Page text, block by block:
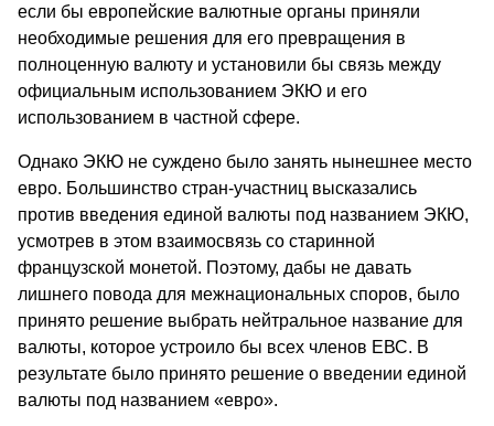
если бы европейские валютные органы приняли
необходимые решения для его превращения в
полноценную валюту и установили бы связь между
официальным использованием ЭКЮ и его
использованием в частной сфере.
Однако ЭКЮ не суждено было занять нынешнее место
евро. Большинство стран-участниц высказались
против введения единой валюты под названием ЭКЮ,
усмотрев в этом взаимосвязь со старинной
французской монетой. Поэтому, дабы не давать
лишнего повода для межнациональных споров, было
принято решение выбрать нейтральное название для
валюты, которое устроило бы всех членов ЕВС. В
результате было принято решение о введении единой
валюты под названием «евро».